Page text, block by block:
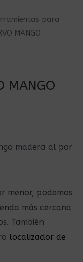
para
MANGO
MANGO
madera al por
menor, podemos
más cercana
También
localizador de